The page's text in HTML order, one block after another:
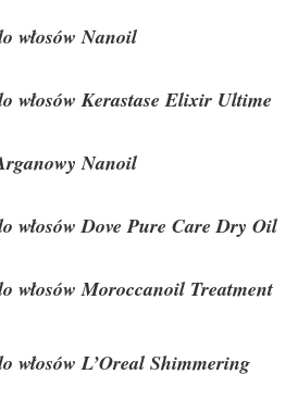
włosów Nanoil
włosów Kerastase Elixir Ultime
Nanoil
włosów Dove Pure Care Dry Oil
włosów Moroccanoil Treatment
włosów L’Oreal Shimmering